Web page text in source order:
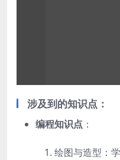
涉及到的知识点 ：
编程知识点 ：
绘图与造型：